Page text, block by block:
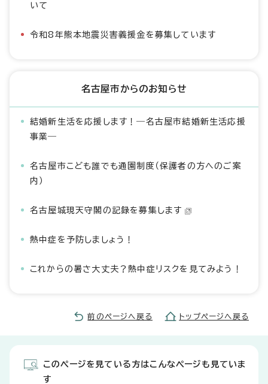
いて
令和8年熊本地震災害義援金を募集しています
名古屋市からのお知らせ
結婚新生活を応援します！―名古屋市結婚新生活応援
事業―
名古屋市こども誰でも通園制度（保護者の方へのご案
内）
名古屋城現天守閣の記録を募集します
熱中症を予防しましょう！
これからの暑さ大丈夫？熱中症リスクを見てみよう！
前のページへ戻る トップページへ戻る
このページを見ている方はこんなページも見ていま
す